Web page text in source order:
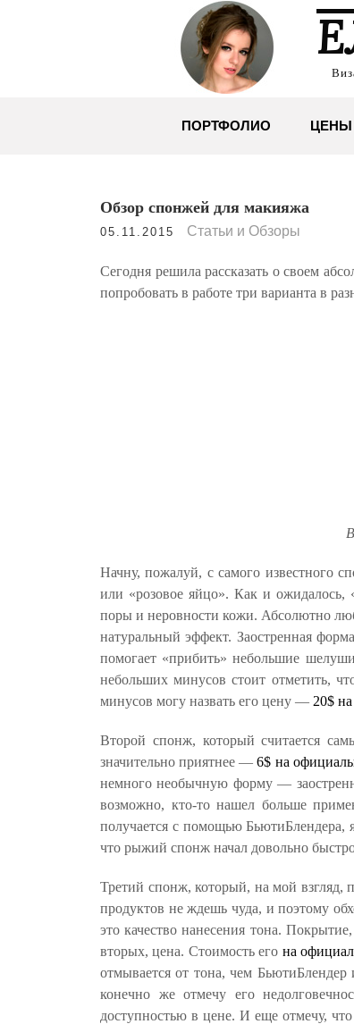
ПОРТФОЛИО ЦЕНЫ
Обзор спонжей для макияжа
05.11.2015 Статьи и Обзоры
Сегодня решила рассказать о своем
попробовать в работе три варианта в
Начну, пожалуй, с самого известного
или «розовое яйцо». Как и ожидалось,
поры и неровности кожи. Абсолютно
натуральный эффект. Заостренная
помогает «прибить» небольшие
небольших минусов стоит отметить,
минусов могу назвать его цену — 20$
Второй спонж, который считается
значительно приятнее —6$ на
немного необычную форму —
возможно, кто-то нашел больше
получается с помощью БьютиБлендера,
что рыжий спонж начал довольно
Третий спонж, который, на мой взгляд,
продуктов не ждешь чуда, и поэтому
это качество нанесения тона.
вторых, цена. Стоимость его на
отмывается от тона, чем
конечно же отмечу его
доступностью в цене. И еще отмечу,